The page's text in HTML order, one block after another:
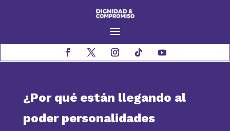
¿Por qué están llegando al
poder personalidades